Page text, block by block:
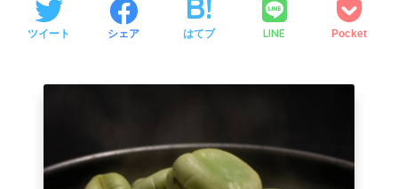
ツイート シェア はてブ LINE Pocket